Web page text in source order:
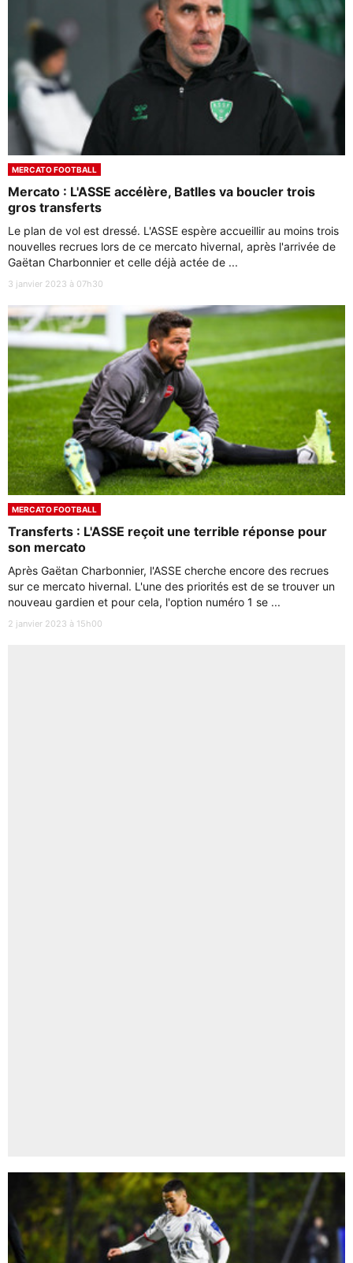
MERCATO FOOTBALL
Mercato : L'ASSE accélère, Batlles va boucler trois
gros transferts
Le plan de vol est dressé. L'ASSE espère accueillir au moins trois
nouvelles recrues lors de ce mercato hivernal, après l'arrivée de
Gaëtan Charbonnier et celle déjà actée de ...
3 janvier 2023 à 07h30
MERCATO FOOTBALL
Transferts : L'ASSE reçoit une terrible réponse pour
son mercato
Après Gaëtan Charbonnier, l'ASSE cherche encore des recrues
sur ce mercato hivernal. L'une des priorités est de se trouver un
nouveau gardien et pour cela, l'option numéro 1 se ...
2 janvier 2023 à 15h00